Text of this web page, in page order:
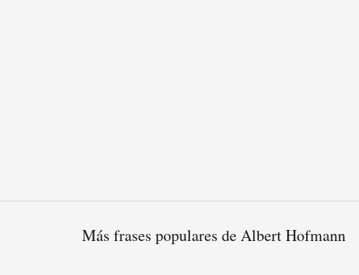
Más frases populares de Albert Hofmann